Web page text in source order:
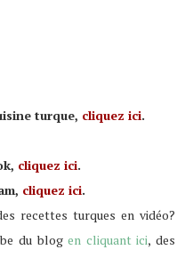
turque, cliquez ici.
cliquez ici.
cliquez ici.
recettes turques en vidéo?
du blogen cliquant ici, des